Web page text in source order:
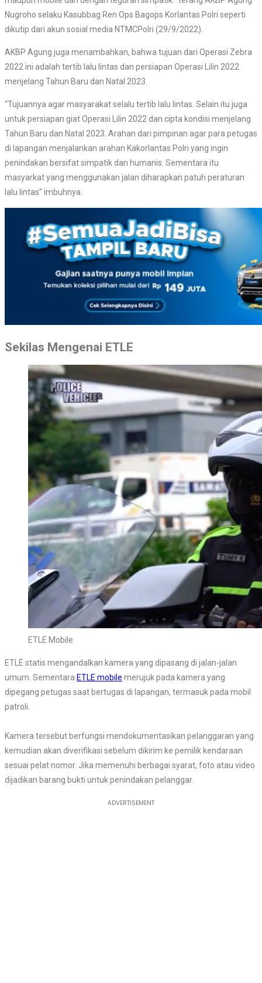
Nugroho selaku Kasubbag Ren Ops Bagops Korlantas Polri seperti
dikutip dari akun sosial media NTMCPolri (29/9/2022).
AKBP Agung juga menambahkan, bahwa tujuan dari Operasi Zebra
2022 ini adalah tertib lalu lintas dan persiapan Operasi Lilin 2022
menjelang Tahun Baru dan Natal 2023.
“Tujuannya agar masyarakat selalu tertib lalu lintas. Selain itu juga
untuk persiapan giat Operasi Lilin 2022 dan cipta kondisi menjelang
Tahun Baru dan Natal 2023. Arahan dari pimpinan agar para petugas
di lapangan menjalankan arahan Kakorlantas Polri yang ingin
penindakan bersifat simpatik dan humanis. Sementara itu
masyarkat yang menggunakan jalan diharapkan patuh peraturan
lalu lintas” imbuhnya.
Sekilas Mengenai ETLE
ETLE Mobile
ETLE statis mengandalkan kamera yang dipasang di jalan-jalan
umum. Sementara ETLE mobile merujuk pada kamera yang
dipegang petugas saat bertugas di lapangan, termasuk pada mobil
patroli.⠀
Kamera tersebut berfungsi mendokumentasikan pelanggaran yang
kemudian akan diverifikasi sebelum dikirim ke pemilik kendaraan
sesuai pelat nomor. Jika memenuhi berbagai syarat, foto atau video
dijadikan barang bukti untuk penindakan pelanggar.